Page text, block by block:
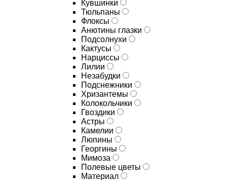
Кувшинки
Тюльпаны
Флоксы
Анютины глазки
Подсолнухи
Кактусы
Нарциссы
Лилии
Незабудки
Подснежники
Хризантемы
Колокольчики
Гвоздики
Астры
Камелии
Люпины
Георгины
Мимоза
Полевые цветы
Материал